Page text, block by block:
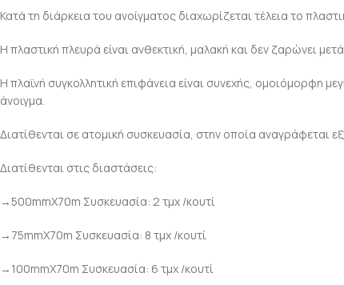
Κατά τη διάρκεια του ανοίγματος διαχωρίζεται τέλεια το
Η πλαστική πλευρά είναι ανθεκτική, μαλακή και δεν ζαρώνει
Η πλαϊνή συγκολλητική επιφάνεια είναι συνεχής, ομοιόμορφη
άνοιγμα.
Διατίθενται σε ατομική συσκευασία, στην οποία
Διατίθενται στις διαστάσεις:
→500mmΧ70m Συσκευασία: 2 τμχ /κουτί
→75mmΧ70m Συσκευασία: 8 τμχ /κουτί
→100mmΧ70m Συσκευασία: 6 τμχ /κουτί